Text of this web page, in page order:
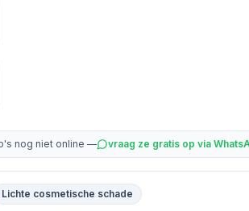
nog niet online — vraag ze gratis op via
Lichte cosmetische schade